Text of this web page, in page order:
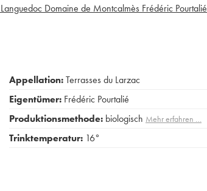
Languedoc Domaine de Montcalmès Frédéric Pourtalié
Appellation:Terrasses du Larzac
Eigentümer: Frédéric Pourtalié
Produktionsmethode: biologisch Mehr erfahren …
Trinktemperatur: 16°